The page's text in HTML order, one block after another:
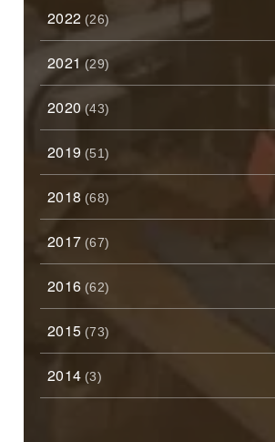
2022 (26)
2021 (29)
2020 (43)
2019 (51)
2018 (68)
2017 (67)
2016 (62)
2015 (73)
2014 (3)